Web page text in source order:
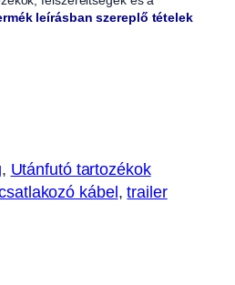
leírásban szereplő tételek
, Utánfutó tartozékok
kábel, trailer